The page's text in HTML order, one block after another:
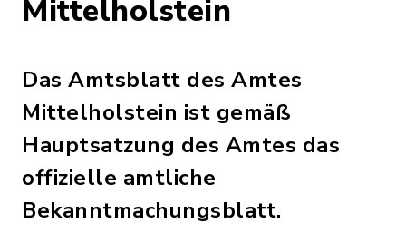
Mittelholstein
Das Amtsblatt des Amtes
Mittelholstein ist gemäß
Hauptsatzung des Amtes das
offizielle amtliche
Bekanntmachungsblatt.